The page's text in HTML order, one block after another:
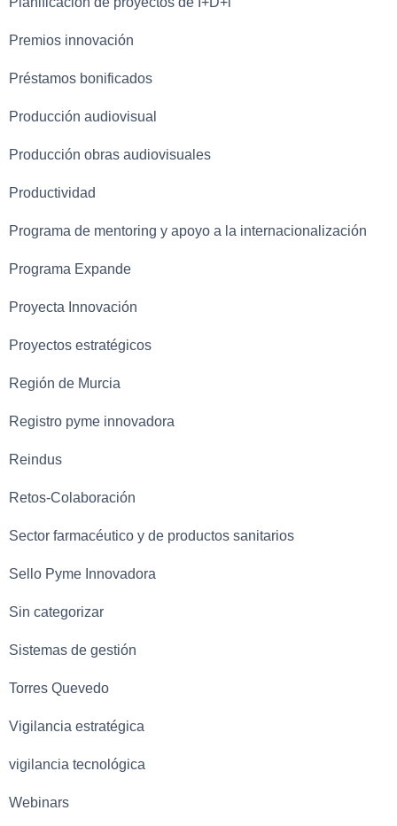
Premios innovación
Préstamos bonificados
Producción audiovisual
Producción obras audiovisuales
Productividad
Programa de mentoring y apoyo a la internacionalización
Programa Expande
Proyecta Innovación
Proyectos estratégicos
Región de Murcia
Registro pyme innovadora
Reindus
Retos-Colaboración
Sector farmacéutico y de productos sanitarios
Sello Pyme Innovadora
Sin categorizar
Sistemas de gestión
Torres Quevedo
Vigilancia estratégica
vigilancia tecnológica
Webinars